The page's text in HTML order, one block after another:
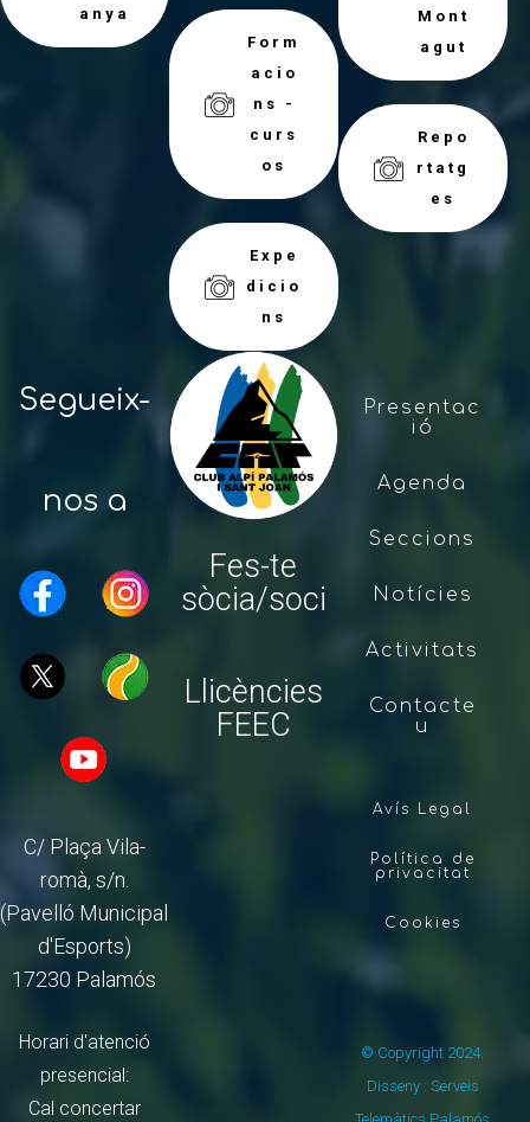
anya
Form
acio
ns -
curs
os
Expe
dicio
ns
Mont
agut
Repo
rtatg
es
Segueix-
nos a
C/ Plaça Vila-
romà, s/n.
(Pavelló Municipal
d'Esports)
17230 Palamós
Horari d'atenció
presencial:
Cal concertar
Fes-te
sòcia/soci
Llicències
FEEC
Presentac
ió
Agenda
Seccions
Notícies
Activitats
Contacte
u
Avís Legal
Política de
privacitat
Cookies
© Copyright 2024.
Disseny : Serveis